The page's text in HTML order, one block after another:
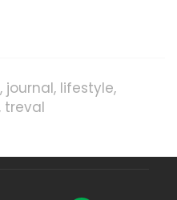
journal lifestyle
treval